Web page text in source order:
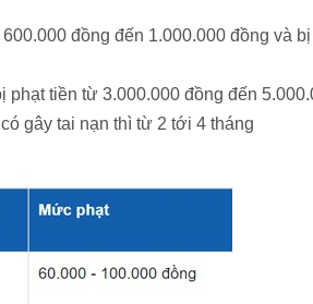
đồng đến 1.000.000 đồng và bị
phạt tiền từ 3.000.000 đồng đến
gây tai nạn thì từ 2 tới 4 tháng